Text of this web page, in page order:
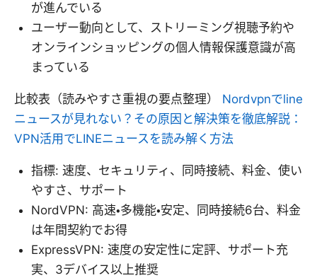
が進んでいる
ユーザー動向として、ストリーミング視聴予約や
オンラインショッピングの個人情報保護意識が高
まっている
比較表（読みやすさ重視の要点整理） Nordvpnでline
ニュースが見れない？その原因と解決策を徹底解説：
VPN活用でLINEニュースを読み解く方法
指標: 速度、セキュリティ、同時接続、料金、使い
やすさ、サポート
NordVPN: 高速・多機能・安定、同時接続6台、料金
は年間契約でお得
ExpressVPN: 速度の安定性に定評、サポート充
実、3デバイス以上推奨